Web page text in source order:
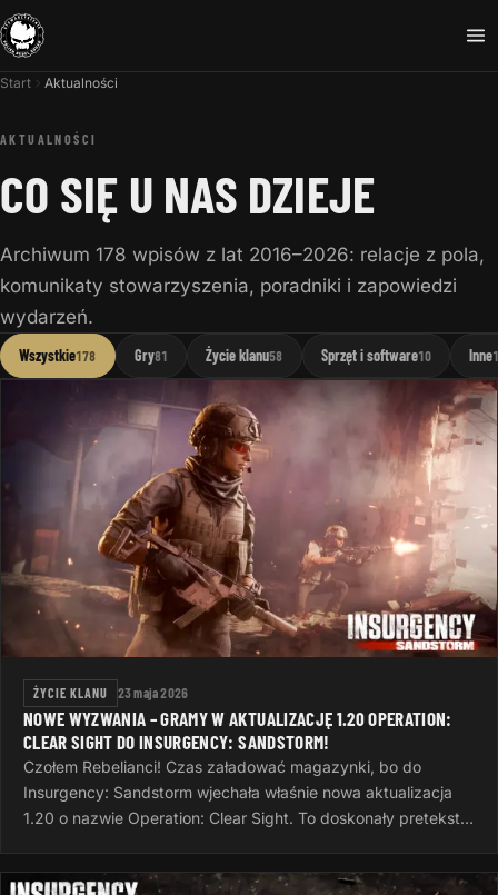
Start Aktualności
AKTUALNOŚCI
CO SIĘ U NAS DZIEJE
Archiwum 178 wpisów z lat 2016–2026: relacje z pola,
komunikaty stowarzyszenia, poradniki i zapowiedzi
wydarzeń.
Wszystkie178 Gry81 Życie klanu58 Sprzęt i software10 Inne
ŻYCIE KLANU 23 maja 2026
NOWE WYZWANIA – GRAMY W AKTUALIZACJĘ 1.20 OPERATION:
CLEAR SIGHT DO INSURGENCY: SANDSTORM!
Czołem Rebelianci! Czas załadować magazynki, bo do
Insurgency: Sandstorm wjechała właśnie nowa aktualizacja
1.20 o nazwie Operation: Clear Sight. To doskonały pretekst,